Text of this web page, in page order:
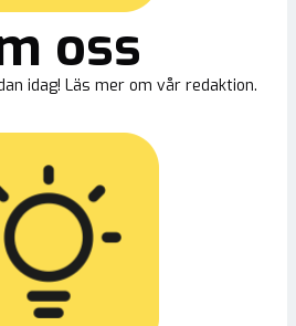
oss
idag! Läs mer om vår redaktion.